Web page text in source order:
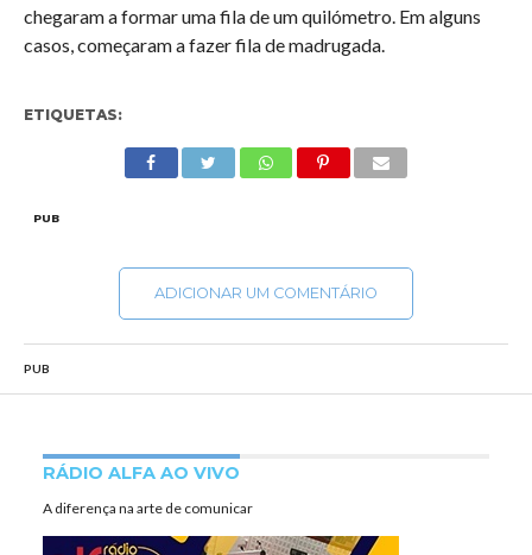
chegaram a formar uma fila de um quilómetro. Em alguns
casos, começaram a fazer fila de madrugada.
ETIQUETAS:
PUB
ADICIONAR UM COMENTÁRIO
PUB
RÁDIO ALFA AO VIVO
A diferença na arte de comunicar